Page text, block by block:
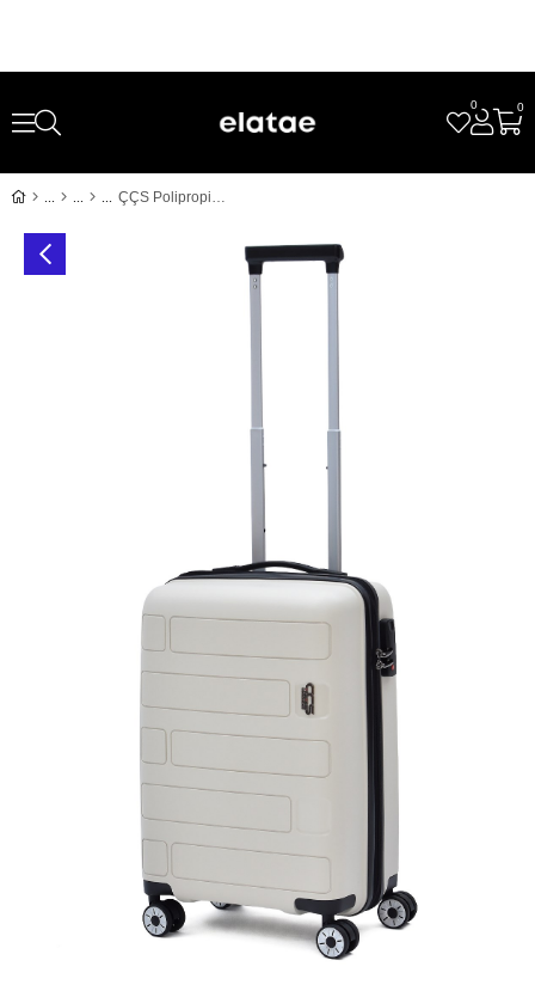
0
0
ÇÇS Polipropilen Kırılmaz Kabin Boy Valiz Bej-Siyah – Sessiz Tekerlekli, Darbe Dayanıklı Seyahat Bavulu 5236